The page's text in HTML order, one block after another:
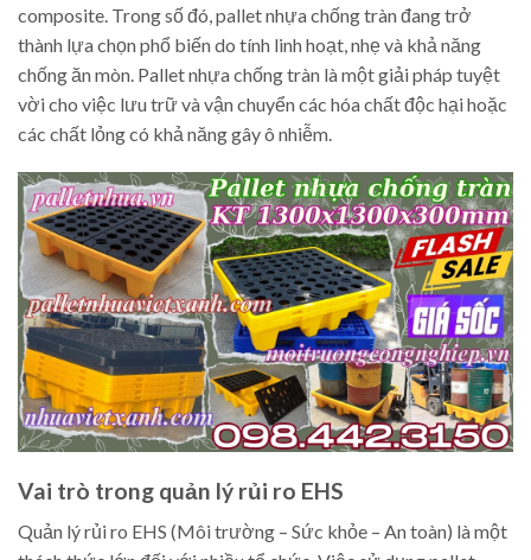
composite. Trong số đó, pallet nhựa chống tràn đang trở
thành lựa chọn phổ biến do tính linh hoạt, nhẹ và khả năng
chống ăn mòn. Pallet nhựa chống tràn là một giải pháp tuyệt
vời cho việc lưu trữ và vận chuyển các hóa chất độc hại hoặc
các chất lỏng có khả năng gây ô nhiễm.
Vai trò trong quản lý rủi ro EHS
Quản lý rủi ro EHS (Môi trường – Sức khỏe – An toàn) là một